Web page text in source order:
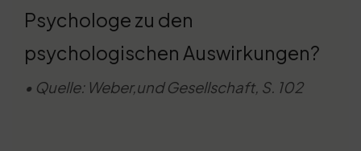
Psychologe zu den
psychologischen Auswirkungen?
• Quelle: Weber,und Gesellschaft, S. 102